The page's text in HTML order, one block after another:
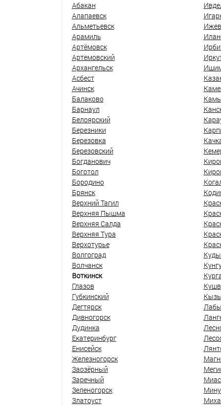
Абакан
Алапаевск
Альметьевск
Арамиль
Артёмовск
Артемовский
Архангельск
Асбест
Ачинск
Балаково
Барнаул
Белоярский
Березники
Березовка
Березовский
Богданович
Боготол
Бородино
Брянск
Верхний Тагил
Верхняя Пышма
Верхняя Салда
Верхняя Тура
Верхотурье
Волгоград
Волчанск
Воткинск
Глазов
Губкинский
Дегтярск
Дивногорск
Дудинка
Екатеринбург
Енисейск
Железногорск
Заозёрный
Заречный
Зеленогорск
Златоуст